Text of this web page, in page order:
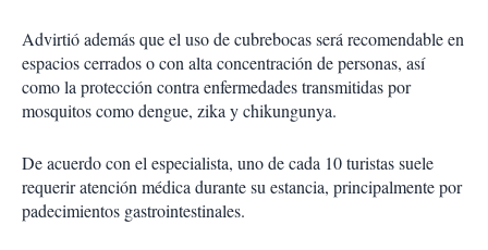
Advirtió además que el uso de cubrebocas será recomendable en
espacios cerrados o con alta concentración de personas, así
como la protección contra enfermedades transmitidas por
mosquitos como dengue, zika y chikungunya.
De acuerdo con el especialista, uno de cada 10 turistas suele
requerir atención médica durante su estancia, principalmente por
padecimientos gastrointestinales.